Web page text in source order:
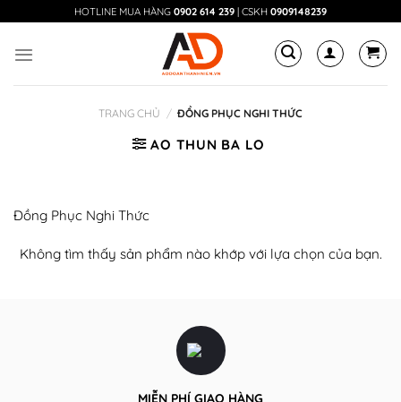
content
HOTLINE MUA HÀNG 0902 614 239 | CSKH 0909148239
TRANG CHỦ / ĐỒNG PHỤC NGHI THỨC
AO THUN BA LO
Đồng Phục Nghi Thức
Không tìm thấy sản phẩm nào khớp với lựa chọn của bạn.
MIỄN PHÍ GIAO HÀNG